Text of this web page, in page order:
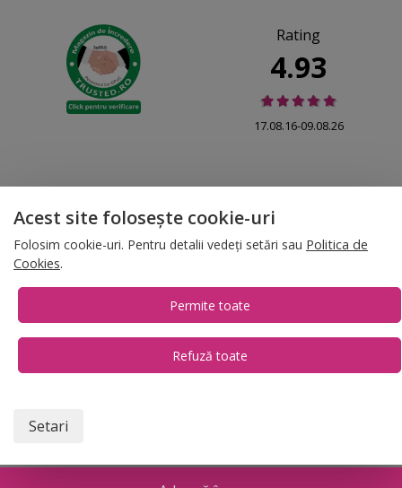
Rating
4.93
17.08.16-09.08.26
© 2026 Folina.ro | All Rights Reserved. Folina.ro | Designed by Artvertising
• Termene și condiții•Gestionează preferințe cookies
T:+4 0754.069.667
Acest site folosește cookie-uri
Folosim cookie-uri. Pentru detalii vedeți setări sau Politica de
Cookies.
Permite toate
Refuză toate
Setari